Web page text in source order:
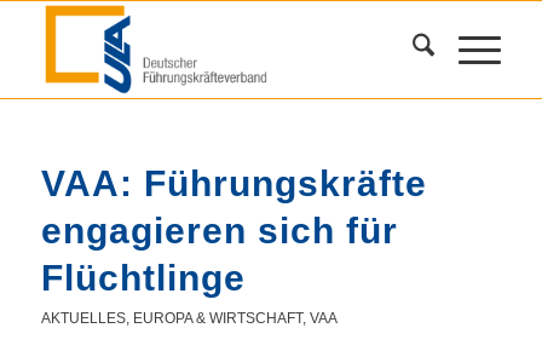
VAA: Führungskräfte
engagieren sich für
Flüchtlinge
AKTUELLES, EUROPA & WIRTSCHAFT, VAA